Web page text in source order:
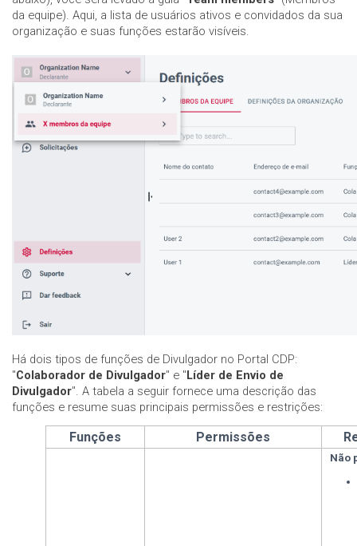
da equipe). Aqui, a lista de usuários ativos e convidados da sua
organização e suas funções estarão visíveis.
Há dois tipos de funções de Divulgador no Portal CDP:
"Colaborador de Divulgador" e "Líder de Envio de
Divulgador". A tabela a seguir fornece uma descrição das
funções e resume suas principais permissões e restrições:
Funções Permissões
Não